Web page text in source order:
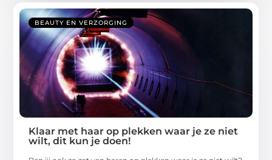
BEAUTY EN VERZORGING
Klaar met haar op plekken waar je ze niet
wilt, dit kun je doen!